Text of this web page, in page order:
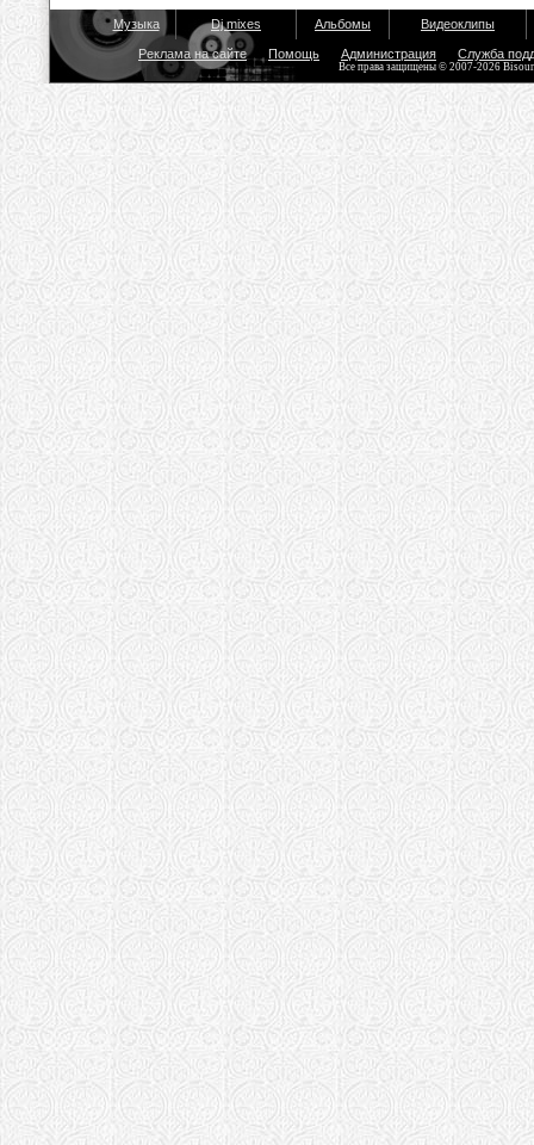
Музыка Dj mixes Альбомы Видеоклипы
Реклама на сайте Помощь Администрация Служба
Все права защищены © 2007-2026